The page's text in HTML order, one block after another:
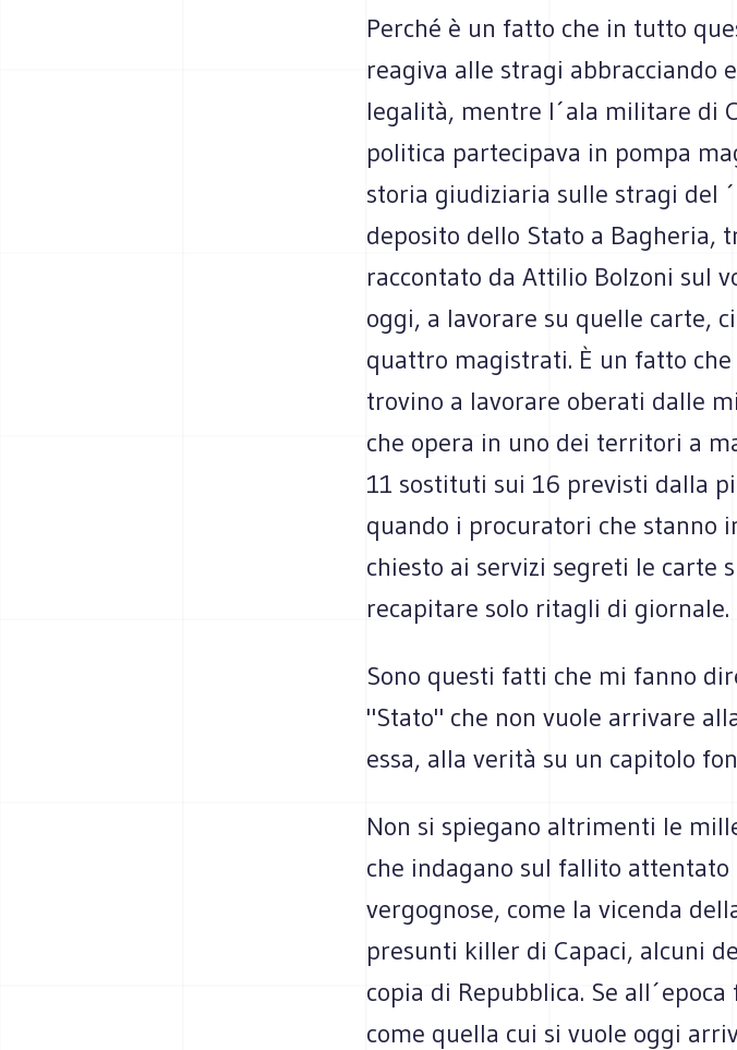
Perché è un fatto che in tutto
reagiva alle stragi abbracciando
legalità, mentre l´ala militare di
politica partecipava in pompa
storia giudiziaria sulle stragi del
deposito dello Stato a Bagheria,
raccontato da Attilio Bolzoni sul
oggi, a lavorare su quelle carte,
quattro magistrati. È un fatto
trovino a lavorare oberati dalle
che opera in uno dei territori a
11 sostituti sui 16 previsti dalla
quando i procuratori che stanno
chiesto ai servizi segreti le carte
recapitare solo ritagli di giornale.
Sono questi fatti che mi fanno
"Stato" che non vuole arrivare
essa, alla verità su un capitolo
Non si spiegano altrimenti le
che indagano sul fallito attentato
vergognose, come la vicenda
presunti killer di Capaci, alcuni
copia di Repubblica. Se
come quella cui si vuole oggi